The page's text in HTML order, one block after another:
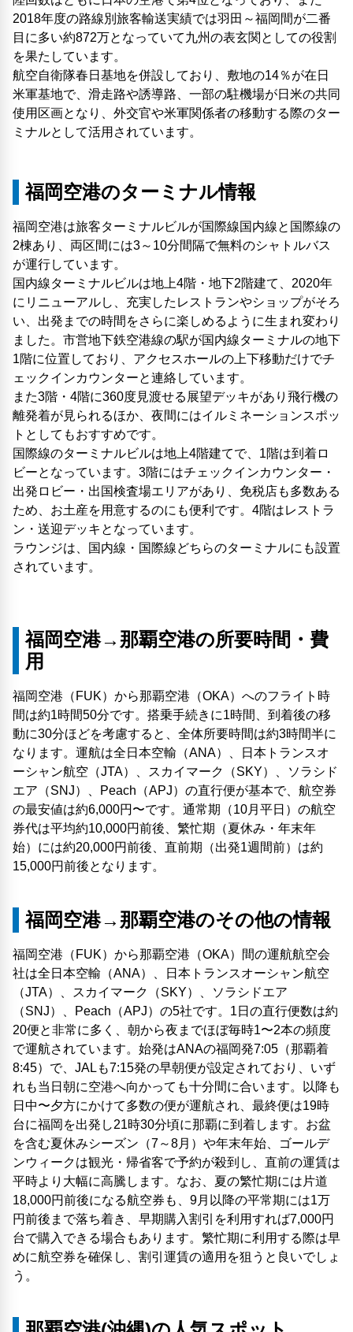
2018年度の路線別旅客輸送実績では羽田～福岡間が二番
目に多い約872万となっていて九州の表玄関としての役割
を果たしています。
航空自衛隊春日基地を併設しており、敷地の14％が在日
米軍基地で、滑走路や誘導路、一部の駐機場が日米の共同
使用区画となり、外交官や米軍関係者の移動する際のター
ミナルとして活用されています。
福岡空港のターミナル情報
福岡空港は旅客ターミナルビルが国際線国内線と国際線の
2棟あり、両区間には3～10分間隔で無料のシャトルバス
が運行しています。
国内線ターミナルビルは地上4階・地下2階建て、2020年
にリニューアルし、充実したレストランやショップがそろ
い、出発までの時間をさらに楽しめるように生まれ変わり
ました。市営地下鉄空港線の駅が国内線ターミナルの地下
1階に位置しており、アクセスホールの上下移動だけでチ
ェックインカウンターと連絡しています。
また3階・4階に360度見渡せる展望デッキがあり飛行機の
離発着が見られるほか、夜間にはイルミネーションスポッ
トとしてもおすすめです。
国際線のターミナルビルは地上4階建てで、1階は到着ロ
ビーとなっています。3階にはチェックインカウンター・
出発ロビー・出国検査場エリアがあり、免税店も多数ある
ため、お土産を用意するのにも便利です。4階はレストラ
ン・送迎デッキとなっています。
ラウンジは、国内線・国際線どちらのターミナルにも設置
されています。
福岡空港→那覇空港の所要時間・費
用
福岡空港（FUK）から那覇空港（OKA）へのフライト時
間は約1時間50分です。搭乗手続きに1時間、到着後の移
動に30分ほどを考慮すると、全体所要時間は約3時間半に
なります。運航は全日本空輸（ANA）、日本トランスオ
ーシャン航空（JTA）、スカイマーク（SKY）、ソラシド
エア（SNJ）、Peach（APJ）の直行便が基本で、航空券
の最安値は約6,000円〜です。通常期（10月平日）の航空
券代は平均約10,000円前後、繁忙期（夏休み・年末年
始）には約20,000円前後、直前期（出発1週間前）は約
15,000円前後となります。
福岡空港→那覇空港のその他の情報
福岡空港（FUK）から那覇空港（OKA）間の運航航空会
社は全日本空輸（ANA）、日本トランスオーシャン航空
（JTA）、スカイマーク（SKY）、ソラシドエア
（SNJ）、Peach（APJ）の5社です。1日の直行便数は約
20便と非常に多く、朝から夜までほぼ毎時1〜2本の頻度
で運航されています。始発はANAの福岡発7:05（那覇着
8:45）で、JALも7:15発の早朝便が設定されており、いず
れも当日朝に空港へ向かっても十分間に合います。以降も
日中〜夕方にかけて多数の便が運航され、最終便は19時
台に福岡を出発し21時30分頃に那覇に到着します。お盆
を含む夏休みシーズン（7～8月）や年末年始、ゴールデ
ンウィークは観光・帰省客で予約が殺到し、直前の運賃は
平時より大幅に高騰します。なお、夏の繁忙期には片道
18,000円前後になる航空券も、9月以降の平常期には1万
円前後まで落ち着き、早期購入割引を利用すれば7,000円
台で購入できる場合もあります。繁忙期に利用する際は早
めに航空券を確保し、割引運賃の適用を狙うと良いでしょ
う。